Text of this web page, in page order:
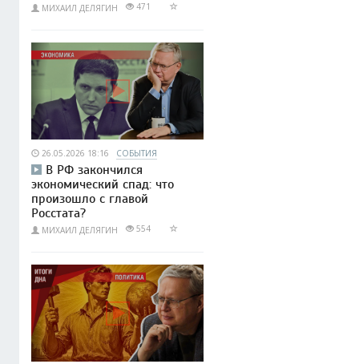
МИХАИЛ ДЕЛЯГИН 471
26.05.2026 18:16 СОБЫТИЯ
В РФ закончился
экономический спад: что
произошло с главой
Росстата?
МИХАИЛ ДЕЛЯГИН 554